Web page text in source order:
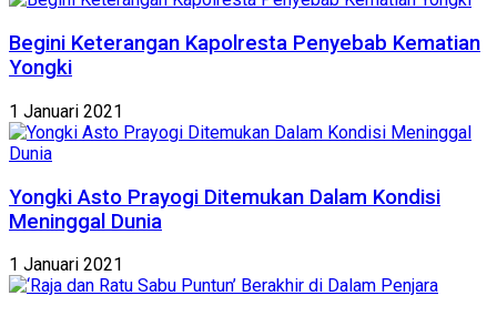
Begini Keterangan Kapolresta Penyebab Kematian
Yongki
1 Januari 2021
Yongki Asto Prayogi Ditemukan Dalam Kondisi
Meninggal Dunia
1 Januari 2021